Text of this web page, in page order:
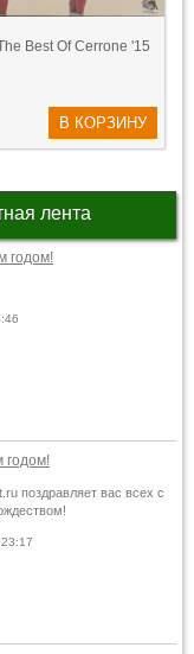
Best Of Cerrone '15
В КОРЗИНУ
лента
годом!
поздравляет вас всех с